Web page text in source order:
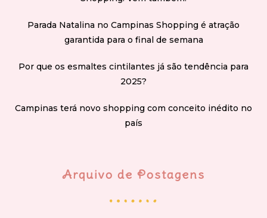
Parada Natalina no Campinas Shopping é atração
garantida para o final de semana
Por que os esmaltes cintilantes já são tendência para
2025?
Campinas terá novo shopping com conceito inédito no
país
Arquivo de Postagens